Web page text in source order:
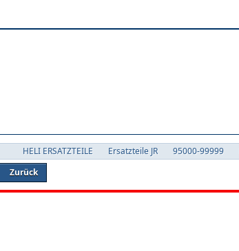
HELI ERSATZTEILE Ersatzteile JR 95000-99999
Zurück